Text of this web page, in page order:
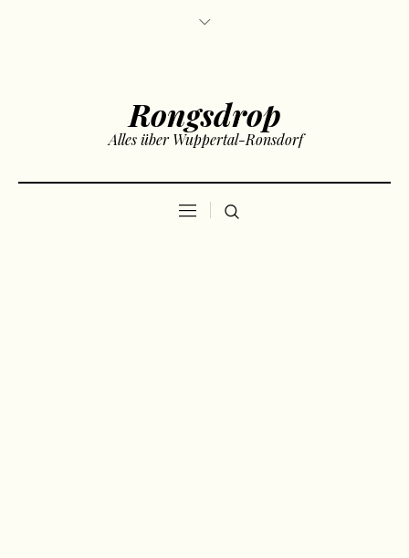
Rongsdrop
Alles über Wuppertal-Ronsdorf